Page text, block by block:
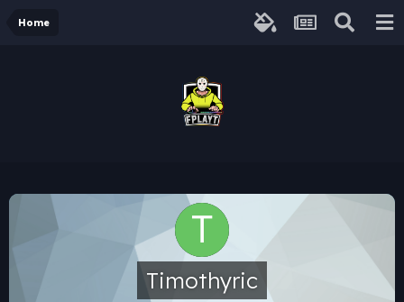
Home
Timothyric